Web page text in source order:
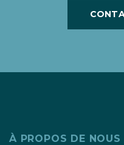
À PROPOS DE NOUS